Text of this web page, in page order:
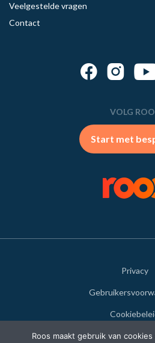
Veelgestelde vragen
Contact
VOLG
Start met
Privacy
Disclaimer
Roos maakt gebruik van